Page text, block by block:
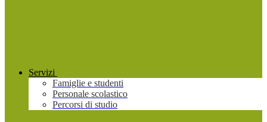
Servizi
Famiglie e studenti
Personale scolastico
Percorsi di studio